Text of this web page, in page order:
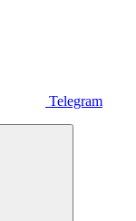
Telegram